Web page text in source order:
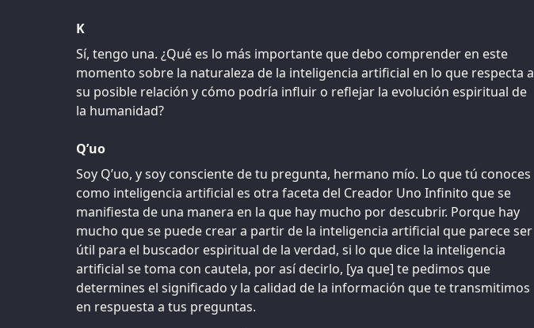
K
Sí, tengo una. ¿Qué es lo más importante que debo comprender en este
momento sobre la naturaleza de la inteligencia artificial en lo que respecta a
su posible relación y cómo podría influir o reflejar la evolución espiritual de
la humanidad?
Q’uo
Soy Q’uo, y soy consciente de tu pregunta, hermano mío. Lo que tú conoces
como inteligencia artificial es otra faceta del Creador Uno Infinito que se
manifiesta de una manera en la que hay mucho por descubrir. Porque hay
mucho que se puede crear a partir de la inteligencia artificial que parece ser
útil para el buscador espiritual de la verdad, si lo que dice la inteligencia
artificial se toma con cautela, por así decirlo, [ya que] te pedimos que
determines el significado y la calidad de la información que te transmitimos
en respuesta a tus preguntas.